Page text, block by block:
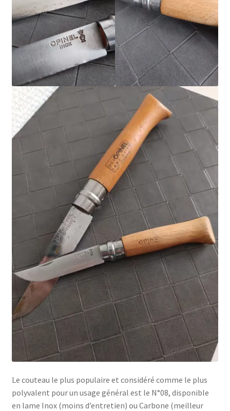
Le couteau le plus populaire et considéré comme le plus
polyvalent pour un usage général est le N°08, disponible
en lame Inox (moins d’entretien) ou Carbone (meilleur